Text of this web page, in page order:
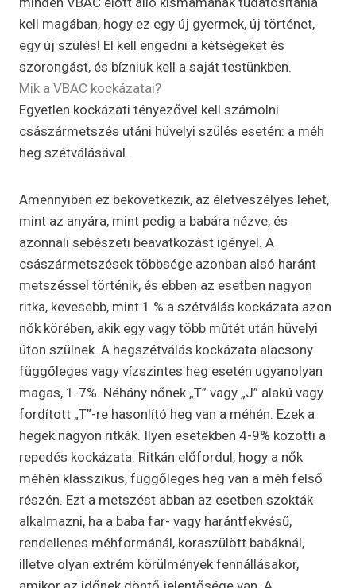
kell magában, hogy ez egy új gyermek, új történet,
egy új szülés! El kell engedni a kétségeket és
szorongást, és bízniuk kell a saját testünkben.
Mik a VBAC kockázatai?
Egyetlen kockázati tényezővel kell számolni
császármetszés utáni hüvelyi szülés esetén: a méh
heg szétválásával.
Amennyiben ez bekövetkezik, az életveszélyes lehet,
mint az anyára, mint pedig a babára nézve, és
azonnali sebészeti beavatkozást igényel. A
császármetszések többsége azonban alsó haránt
metszéssel történik, és ebben az esetben nagyon
ritka, kevesebb, mint 1 % a szétválás kockázata azon
nők körében, akik egy vagy több műtét után hüvelyi
úton szülnek. A hegszétválás kockázata alacsony
függőleges vagy vízszintes heg esetén ugyanolyan
magas, 1-7%. Néhány nőnek „T” vagy „J” alakú vagy
fordított „T”-re hasonlító heg van a méhén. Ezek a
hegek nagyon ritkák. Ilyen esetekben 4-9% közötti a
repedés kockázata. Ritkán előfordul, hogy a nők
méhén klasszikus, függőleges heg van a méh felső
részén. Ezt a metszést abban az esetben szokták
alkalmazni, ha a baba far- vagy harántfekvésű,
rendellenes méhformánál, koraszülött babáknál,
illetve olyan extrém körülmények fennállásakor,